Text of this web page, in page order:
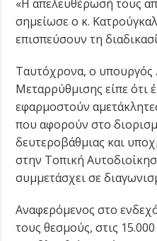
«Η απελευθέρωσή τους
σημείωσε ο κ.
επισπεύσουν τη
Ταυτόχρονα, ο υπουργός
Μεταρρύθμισης είπε ότι
εφαρμοστούν
που αφορούν στο
δευτεροβάθμιας και
στην Τοπική
συμμετάσχει σε
Αναφερόμενος στο
τους θεσμούς, στις